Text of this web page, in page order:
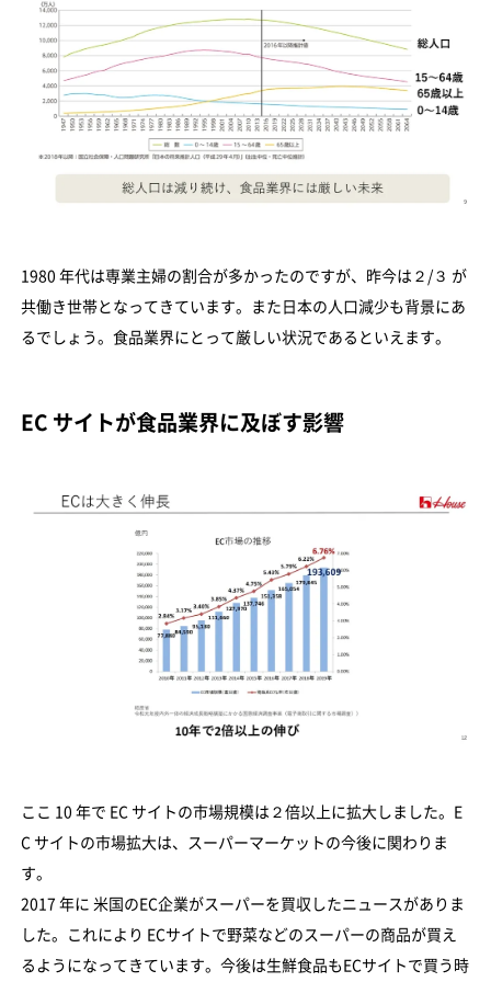
1980 年代は専業主婦の割合が多かったのですが、昨今は２/３ が
共働き世帯となってきています。また日本の人口減少も背景にあ
るでしょう。食品業界にとって厳しい状況であるといえます。
EC サイトが食品業界に及ぼす影響
ここ 10 年で EC サイトの市場規模は２倍以上に拡大しました。E
C サイトの市場拡大は、スーパーマーケットの今後に関わりま
す。
2017 年に 米国のEC企業がスーパーを買収したニュースがありま
した。これにより ECサイトで野菜などのスーパーの商品が買え
るようになってきています。今後は生鮮食品もECサイトで買う時